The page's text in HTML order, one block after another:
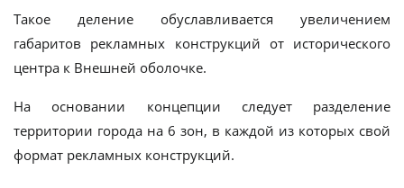
Такое деление обуславливается увеличением
габаритов рекламных конструкций от исторического
центра к Внешней оболочке.
На основании концепции следует разделение
территории города на 6 зон, в каждой из которых свой
формат рекламных конструкций.